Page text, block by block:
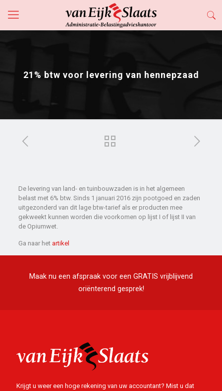
21% btw voor levering van hennepzaad
De levering van land- en tuinbouwzaden is in het algemeen
belast met 6% btw. Sinds 1 januari 2016 zijn pootgoed en zaden
uitgezonderd van dit lage btw-tarief als er producten mee
gekweekt kunnen worden die voorkomen op lijst I of lijst II van
de Opiumwet.
Ga naar het artikel
Maak nu een afspraak voor een GRATIS vrijblijvend
oriënterend gesprek!
Krijgt u weer een hoge rekening van uw accountant? Mist u dat